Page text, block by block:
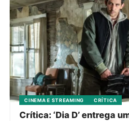
CINEMA E STREAMING CRÍTICA
Crítica: ‘Dia D’ entrega